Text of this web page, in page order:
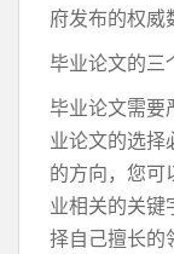
府发布的权威
毕业论文的三
毕业论文需要
业论文的选择
的方向，您可
业相关的关键
择自己擅长的